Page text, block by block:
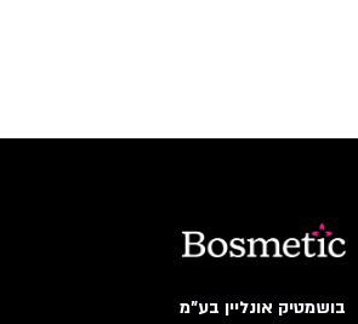
בושמטיק אונליין בע"מ